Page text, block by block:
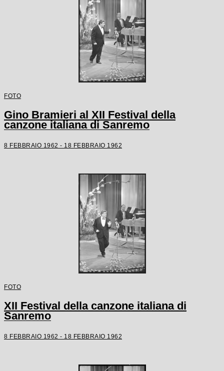
FOTO
Gino Bramieri al XII Festival della
canzone italiana di Sanremo
8 FEBBRAIO 1962 - 18 FEBBRAIO 1962
FOTO
XII Festival della canzone italiana di
Sanremo
8 FEBBRAIO 1962 - 18 FEBBRAIO 1962